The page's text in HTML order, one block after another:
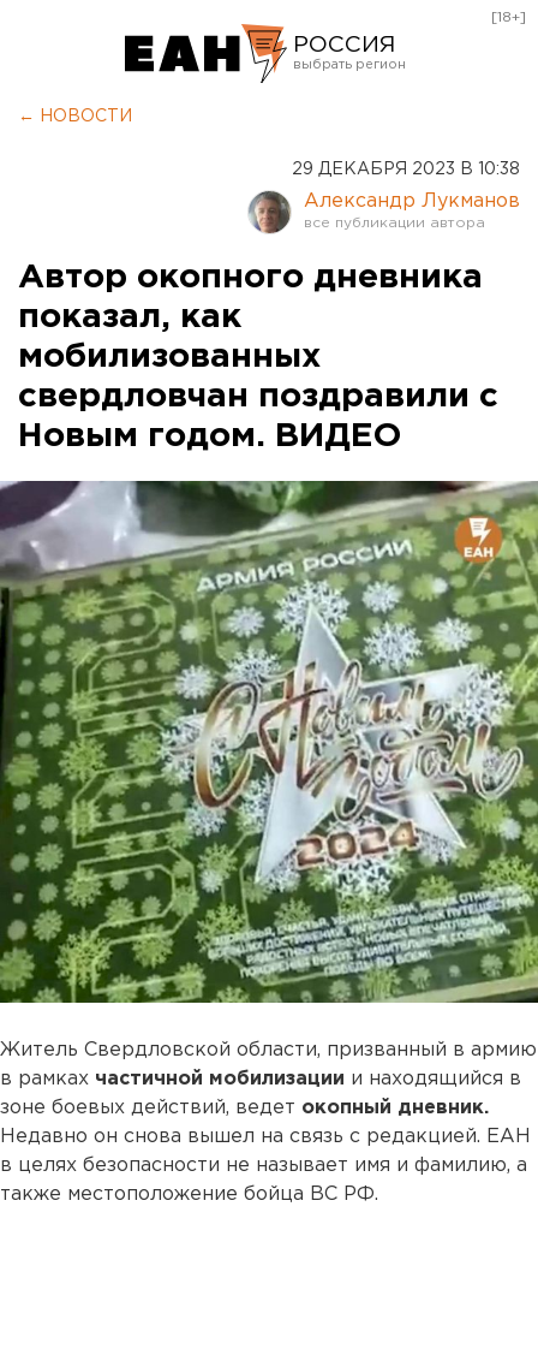
РОССИЯ
Оренбург
[18+]
← НОВОСТИ
29 ДЕКАБРЯ 2023 В 10:38
Александр Лукманов
Автор окопного дневника
показал, как
мобилизованных
свердловчан поздравили с
Новым годом. ВИДЕО
Житель Свердловской области, призванный в армию
в рамках частичной мобилизации и находящийся в
зоне боевых действий, ведет окопный дневник.
Недавно он снова вышел на связь с редакцией. ЕАН
в целях безопасности не называет имя и фамилию, а
также местоположение бойца ВС РФ.